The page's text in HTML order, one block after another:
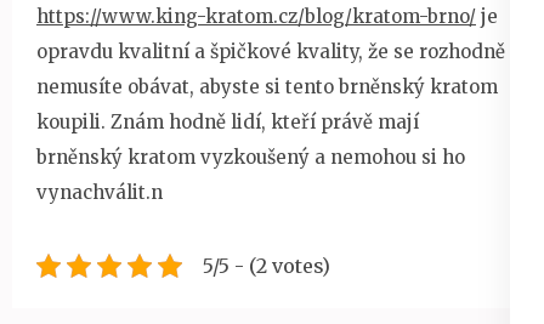
https://www.king-kratom.cz/blog/kratom-brno/ je
opravdu kvalitní a špičkové kvality, že se rozhodně
nemusíte obávat, abyste si tento brněnský kratom
koupili. Znám hodně lidí, kteří právě mají
brněnský kratom vyzkoušený a nemohou si ho
vynachválit.n
5/5 - (2 votes)